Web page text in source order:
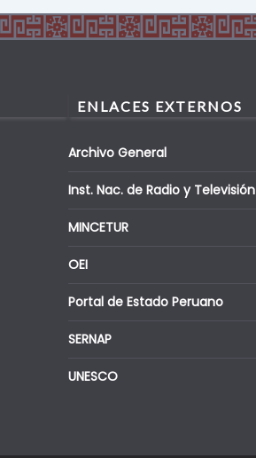
ENLACES EXTERNOS
Archivo General
Inst. Nac. de Radio y Televisión
MINCETUR
OEI
Portal de Estado Peruano
SERNAP
UNESCO